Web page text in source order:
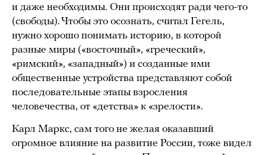
и даже необходимы. Они происходят ради чего-то
(свободы). Чтобы это осознать, считал Гегель,
нужно хорошо понимать историю, в которой
разные миры («восточный», «греческий»,
«римский», «западный») и созданные ими
общественные устройства представляют собой
последовательные этапы взросления
человечества, от «детства» к «зрелости».
Карл Маркс, сам того не желая оказавший
огромное влияние на развитие России, тоже видел